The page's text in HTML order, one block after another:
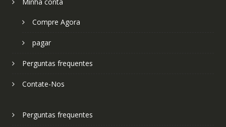
Compre Agora
pagar
Perguntas frequentes
Contate-Nos
Perguntas frequentes